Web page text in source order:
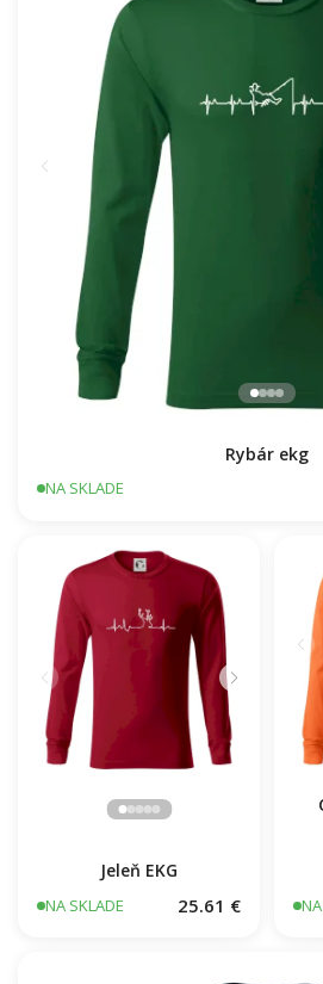
Rybár ekg
NA SKLADE
Jeleň EKG
NA SKLADE 25.61 €